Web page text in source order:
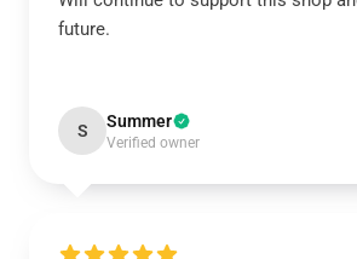
future.
S Summer
Verified owner